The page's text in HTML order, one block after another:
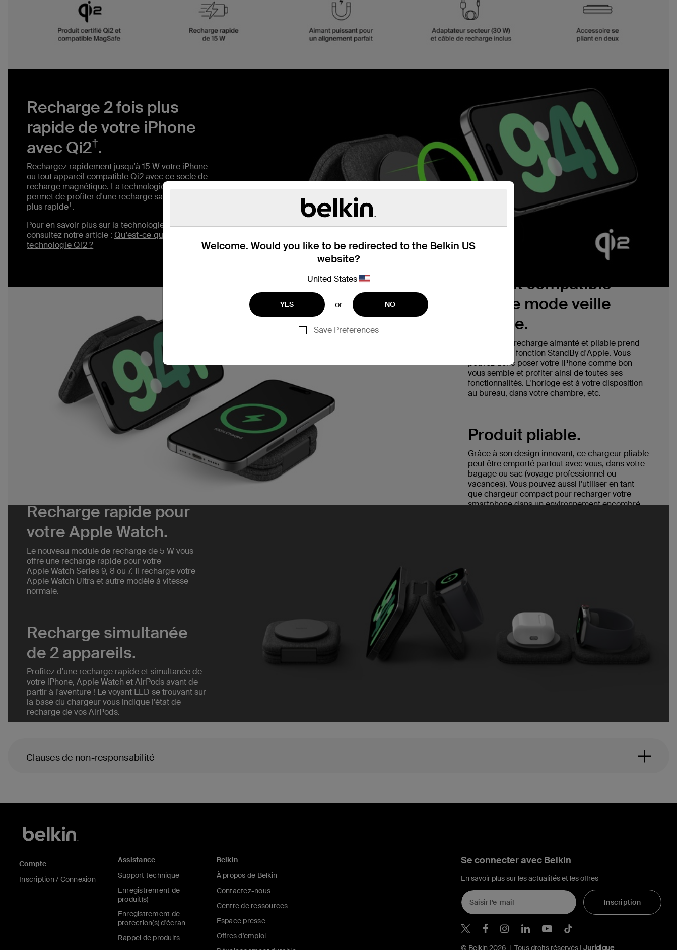
Welcome. Would you like to be redirected to the Belkin US
website?
United States
YES or NO
Save Preferences
Recharge 2 fois plus
rapide de votre iPhone
avec Qi2†.
Rechargez rapidement jusqu'à 15 W votre iPhone
ou tout appareil compatible Qi2 avec ce socle de
recharge magnétique. La technologie Qi2 vous
permet de profiter d'une recharge sans fil 2 fois
plus rapide†.
Pour en savoir plus sur la technologie Qi2,
consultez notre article : Qu’est-ce que la
technologie Qi2 ?
Produit compatible
avec le mode veille
d'Apple.
Ce socle de recharge aimanté et pliable prend
en charge la fonction StandBy d'Apple. Vous
pouvez donc poser votre iPhone comme bon
vous semble et profiter ainsi de toutes ses
fonctionnalités. L'horloge est à votre disposition
au bureau, dans votre chambre, etc.
Produit pliable.
Grâce à son design innovant, ce chargeur pliable
peut être emporté partout avec vous, dans votre
bagage ou sac (voyage professionnel ou
vacances). Vous pouvez aussi l'utiliser en tant
que chargeur compact pour recharger votre
smartphone dans un environnement encombré.
Recharge rapide pour
votre Apple Watch.
Le nouveau module de recharge de 5 W vous
offre une recharge rapide pour votre
Apple Watch Series 9, 8 ou 7. Il recharge votre
Apple Watch Ultra et autre modèle à vitesse
normale.
Recharge simultanée
de 2 appareils.
Profitez d'une recharge rapide et simultanée de
votre iPhone, Apple Watch et AirPods avant de
partir à l'aventure ! Le voyant LED se trouvant sur
la base du chargeur vous indique l'état de
recharge de vos AirPods.
Clauses de non-responsabilité
Compte
Inscription / Connexion
Assistance
Support technique
Enregistrement de
produit(s)
Enregistrement de
protection(s) d'écran
Rappel de produits
Belkin
À propos de Belkin
Contactez-nous
Centre de ressources
Espace presse
Offres d'emploi
Se connecter avec Belkin
En savoir plus sur les actualités et les offres
Inscription
Belkin Twitter
Belkin Facebook
Belkin Instagram
Belkin LinkedIn
Belkin Youtube
Belkin TikTok